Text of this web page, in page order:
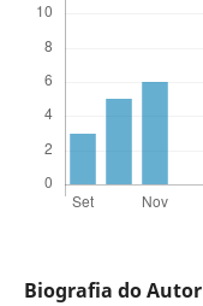
Biografia do Autor